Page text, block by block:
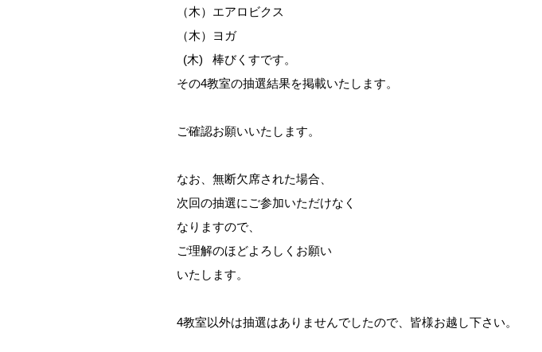
（木）エアロビクス
（木）ヨガ
(木) 棒びくすです。
その4教室の抽選結果を掲載いたします。
ご確認お願いいたします。
なお、無断欠席された場合、
次回の抽選にご参加いただけなく
なりますので、
ご理解のほどよろしくお願い
いたします。
4教室以外は抽選はありませんでしたので、皆様お越し下さい。